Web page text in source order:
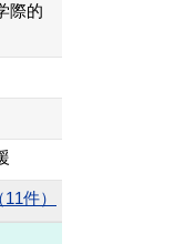
際的
件）